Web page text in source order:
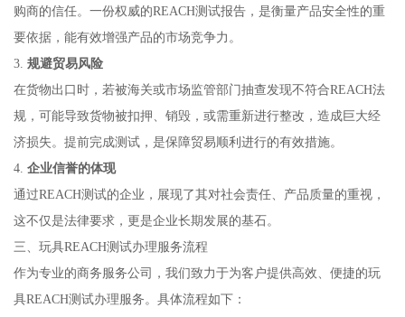
购商的信任。一份权威的REACH测试报告，是衡量产品安全性的重
要依据，能有效增强产品的市场竞争力。
3. 规避贸易风险
在货物出口时，若被海关或市场监管部门抽查发现不符合REACH法
规，可能导致货物被扣押、销毁，或需重新进行整改，造成巨大经
济损失。提前完成测试，是保障贸易顺利进行的有效措施。
4. 企业信誉的体现
通过REACH测试的企业，展现了其对社会责任、产品质量的重视，
这不仅是法律要求，更是企业长期发展的基石。
三、玩具REACH测试办理服务流程
作为专业的商务服务公司，我们致力于为客户提供高效、便捷的玩
具REACH测试办理服务。具体流程如下：